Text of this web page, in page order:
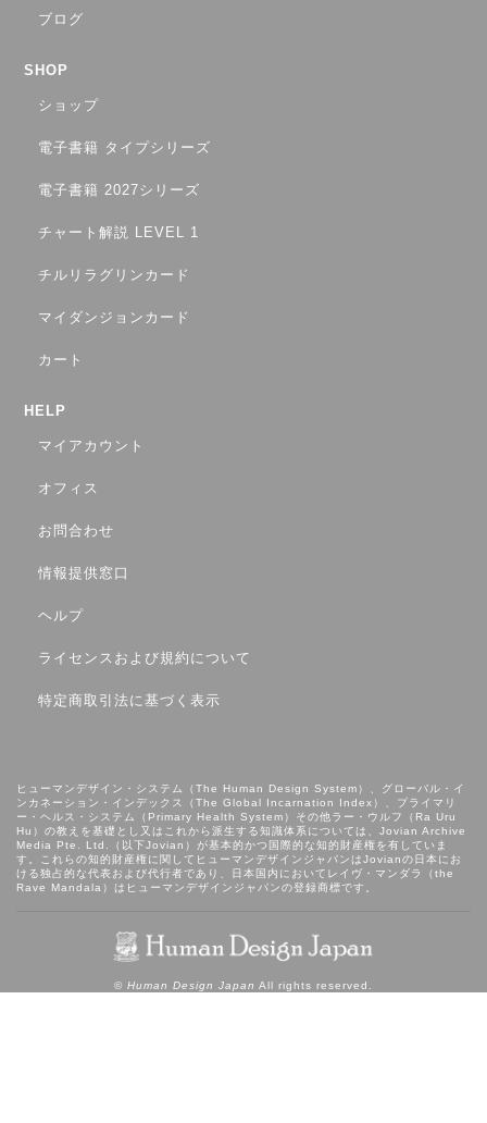
ブログ
SHOP
ショップ
電子書籍 タイプシリーズ
電子書籍 2027シリーズ
チャート解説 LEVEL 1
チルリラグリンカード
マイダンジョンカード
カート
HELP
マイアカウント
オフィス
お問合わせ
情報提供窓口
ヘルプ
ライセンスおよび規約について
特定商取引法に基づく表示
ヒューマンデザイン・システム（The Human Design System）、グローバル・イ
ンカネーション・インデックス（The Global Incarnation Index）、プライマリ
ー・ヘルス・システム（Primary Health System）その他ラー・ウルフ（Ra Uru
Hu）の教えを基礎とし⼜はこれから派⽣する知識体系については、Jovian Archive
Media Pte. Ltd.（以下Jovian）が基本的かつ国際的な知的財産権を有していま
す。これらの知的財産権に関してヒューマンデザインジャパンはJovianの日本にお
ける独占的な代表および代行者であり、日本国内においてレイヴ・マンダラ（the
Rave Mandala）はヒューマンデザインジャパンの登録商標です。
© Human Design Japan All rights reserved.